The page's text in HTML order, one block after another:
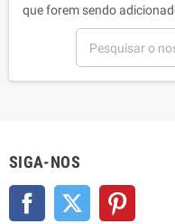
que forem sendo
SIGA-NOS
Facebook Twitter